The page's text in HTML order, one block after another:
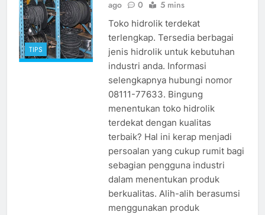
TIPS
ago 0 5 mins
Toko hidrolik terdekat
terlengkap. Tersedia berbagai
jenis hidrolik untuk kebutuhan
industri anda. Informasi
selengkapnya hubungi nomor
08111-77633. Bingung
menentukan toko hidrolik
terdekat dengan kualitas
terbaik? Hal ini kerap menjadi
persoalan yang cukup rumit bagi
sebagian pengguna industri
dalam menentukan produk
berkualitas. Alih-alih berasumsi
menggunakan produk